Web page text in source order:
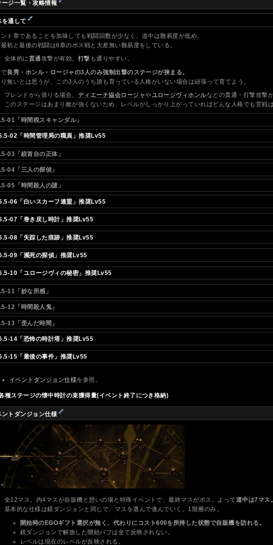
ージ一覧・攻略情報
を通して
ント章であることを加味しても戦闘回数が少なく、道中は難易度が低め。
最初と最後の戦闘は6章のボス戦と大差無い難易度をしている。
全体的に貫通攻撃が有効。 打撃 も通りやすい。
良秀・ホンル・ロージャの3人のみ強制出撃のステージが挟まる。
り無いとは思うが、この3人のうち誰も育っている人格がいない場合は頑張って育てよう。
フレンドから借りる場合、 ディエーチ協会ロージャやユロージヴィホンルなどの貫通・打撃攻撃
このステージはあまり敵が強くないため、レベルがしっかり上がっていればどんな人格でも苦戦
01「時間税スキャンダル」
02「時間管理局の職員」推奨Lv55
03「絞首台の正体」
04「三人の探偵」
05「時間殺人の謎」
06「白いスカーフ連盟」推奨Lv55
07「巻き戻し時計」推奨Lv55
08「失踪した痕跡」推奨Lv55
09「瀕死の探偵」推奨Lv55
10「ユロージヴィの秘密」推奨Lv55
11「妙な所感」
12「時間殺人鬼」
13「歪んだ時間」
14「恐怖の時計塔」推奨Lv55
15「最後の事件」推奨Lv55
イベントダンジョン仕様を参照。
種ステージの懐中時計の束獲得量(イベント終了につき格納)
ントダンジョン仕様
全12マス。内4マスが自販機と憩いの場と特殊イベントで、最終マスがボス。よって道中は7マス。
基本的な仕様は鏡ダンジョンと同じで、マスを選んで進んでいく。1階層のみ。
開始時のEGOギフト選択が無く、代わりにコスト600を所持した状態で自販機を訪れる。
鏡ダンジョンで解放した開始バフは全て反映されない。
レベルは現在のレベルが反映される。